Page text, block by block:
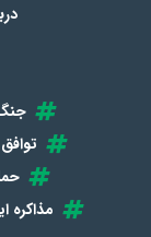
مذاکره